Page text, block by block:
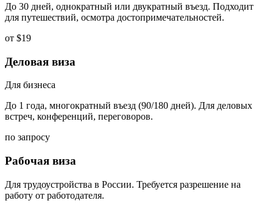
До 30 дней, однократный или двукратный въезд. Подходит
для путешествий, осмотра достопримечательностей.
от $19
Деловая виза
Для бизнеса
До 1 года, многократный въезд (90/180 дней). Для деловых
встреч, конференций, переговоров.
по запросу
Рабочая виза
Для трудоустройства в России. Требуется разрешение на
работу от работодателя.